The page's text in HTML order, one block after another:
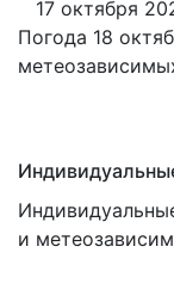
17 октября
Погода 18
и